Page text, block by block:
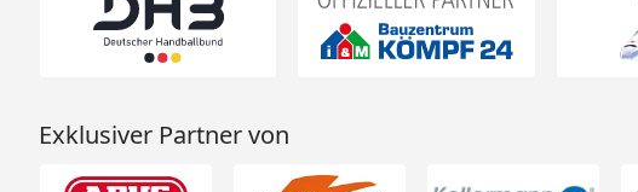
Exklusiver Partner von